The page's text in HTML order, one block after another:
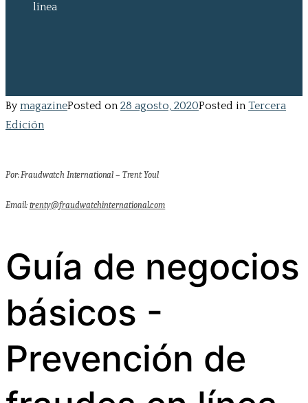
línea
By magazinePosted on 28 agosto, 2020Posted in Tercera
Edición
Por: Fraudwatch International – Trent Youl
Email: trenty@fraudwatchinternational.com
Guía de negocios
básicos -
Prevención de